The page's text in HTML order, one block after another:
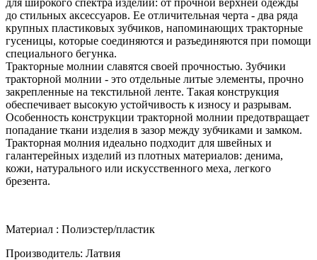
до стильных аксессуаров. Ее отличительная черта - два ряда
крупных пластиковых зубчиков, напоминающих тракторные
гусеницы, которые соединяются и разъединяются при помощи
специального бегунка.
Тракторные молнии славятся своей прочностью. Зубчики
тракторной молнии - это отдельные литые элементы, прочно
закрепленные на текстильной ленте. Такая конструкция
обеспечивает высокую устойчивость к износу и разрывам.
Особенность конструкции тракторной молнии предотвращает
попадание ткани изделия в зазор между зубчиками и замком.
Тракторная молния идеально подходит для швейных и
галантерейных изделий из плотных материалов: денима,
кожи, натурального или искусственного меха, легкого
брезента.
Материал : Полиэстер/пластик
Производитель: Латвия